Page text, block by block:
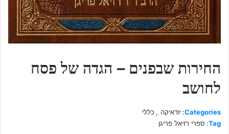
החירות שבפנים – הגדה של פסח
לחושב
Categories: יודאיקה , כללי
Tag: ספרי רזיאל פריגן